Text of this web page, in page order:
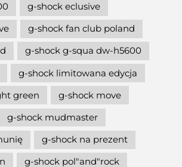
g-shock eclusive
g-shock fan club poland
g-shock g-squa dw-h5600
g-shock limitowana edycja
green
g-shock move
g-shock mudmaster
g-shock na prezent
g-shock pol"and"rock